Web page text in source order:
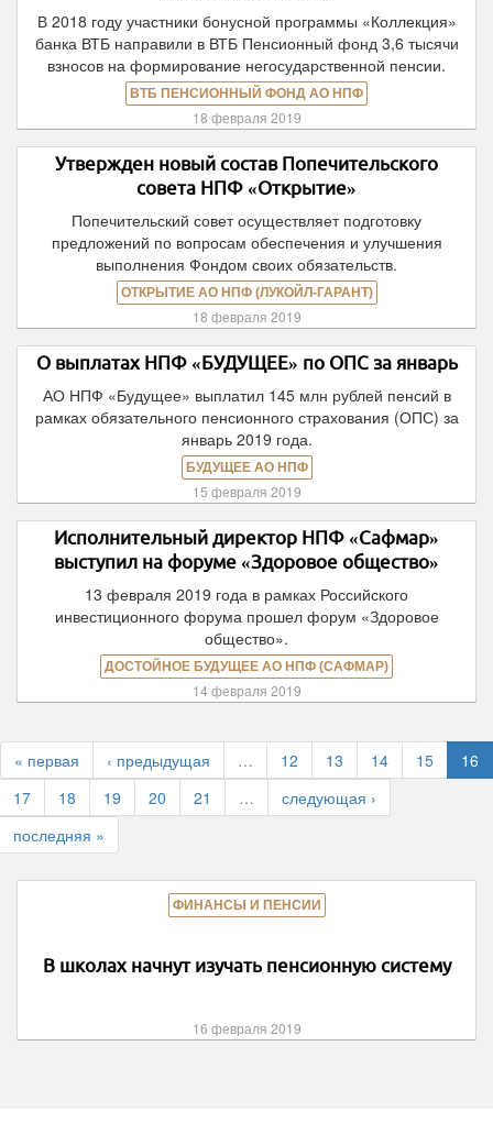
В 2018 году участники бонусной программы «Коллекция»
банка ВТБ направили в ВТБ Пенсионный фонд 3,6 тысячи
взносов на формирование негосударственной пенсии.
ВТБ ПЕНСИОННЫЙ ФОНД АО НПФ
18 февраля 2019
Утвержден новый состав Попечительского
совета НПФ «Открытие»
Попечительский совет осуществляет подготовку
предложений по вопросам обеспечения и улучшения
выполнения Фондом своих обязательств.
ОТКРЫТИЕ АО НПФ (ЛУКОЙЛ-ГАРАНТ)
18 февраля 2019
О выплатах НПФ «БУДУЩЕЕ» по ОПС за январь
АО НПФ «Будущее» выплатил 145 млн рублей пенсий в
рамках обязательного пенсионного страхования (ОПС) за
январь 2019 года.
БУДУЩЕЕ АО НПФ
15 февраля 2019
Исполнительный директор НПФ «Сафмар»
выступил на форуме «Здоровое общество»
13 февраля 2019 года в рамках Российского
инвестиционного форума прошел форум «Здоровое
общество».
ДОСТОЙНОЕ БУДУЩЕЕ АО НПФ (САФМАР)
14 февраля 2019
« первая ‹ предыдущая … 12 13 14 15
16
17
18 19 20 21 …
следующая ›
последняя »
ФИНАНСЫ И ПЕНСИИ
В школах начнут изучать пенсионную систему
16 февраля 2019